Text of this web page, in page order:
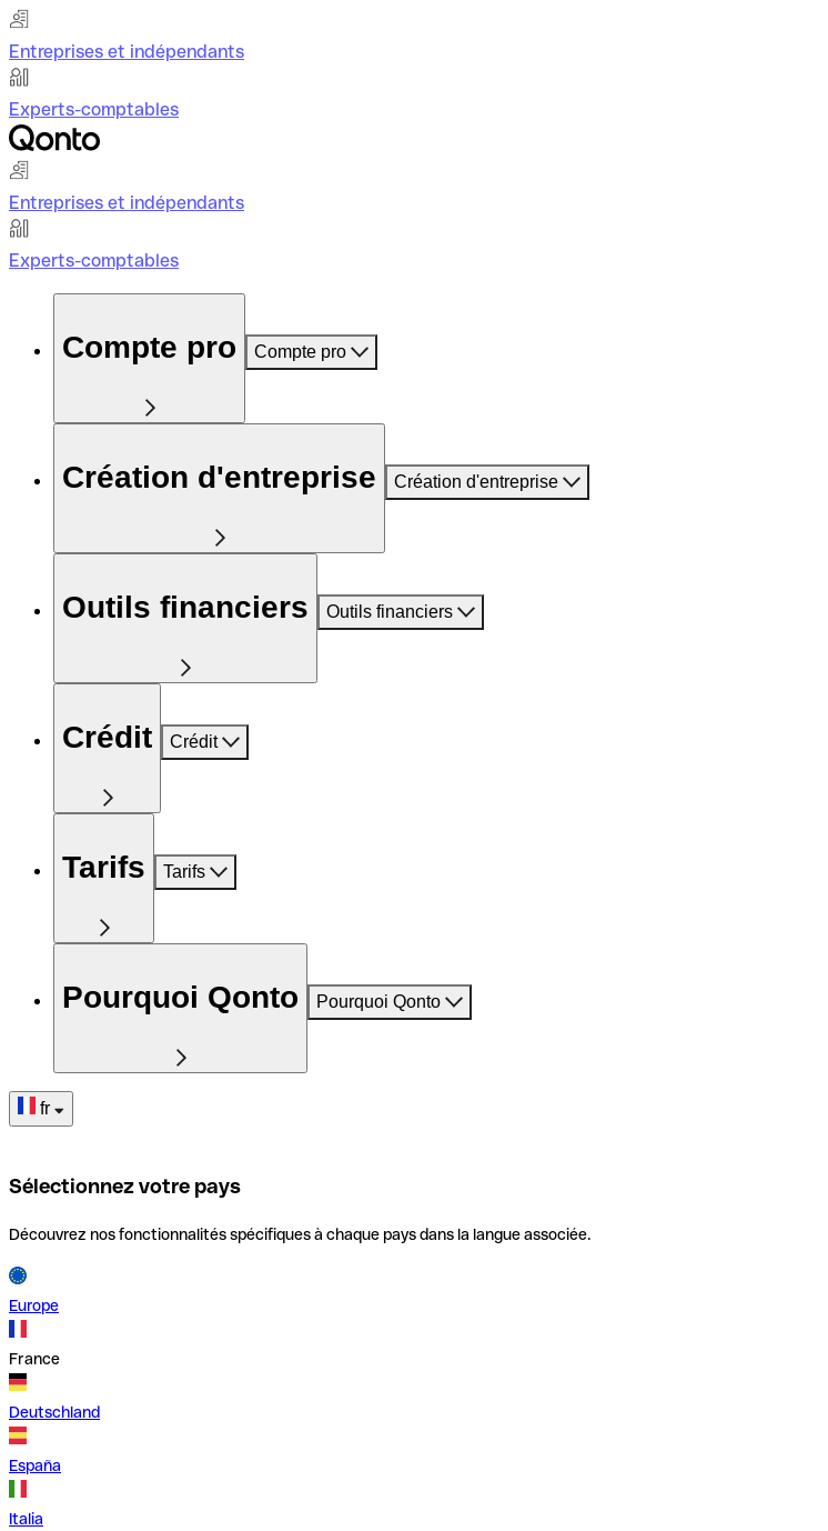
Entreprises et indépendants
Experts-comptables
Entreprises et indépendants
Experts-comptables
Compte pro Compte pro
Création d'entreprise Création d'entreprise
Outils financiers Outils financiers
Crédit Crédit
Tarifs Tarifs
Pourquoi Qonto Pourquoi Qonto
fr
Sélectionnez votre pays
Découvrez nos fonctionnalités spécifiques à chaque pays dans la langue associée.
Europe
France
Deutschland
España
Italia